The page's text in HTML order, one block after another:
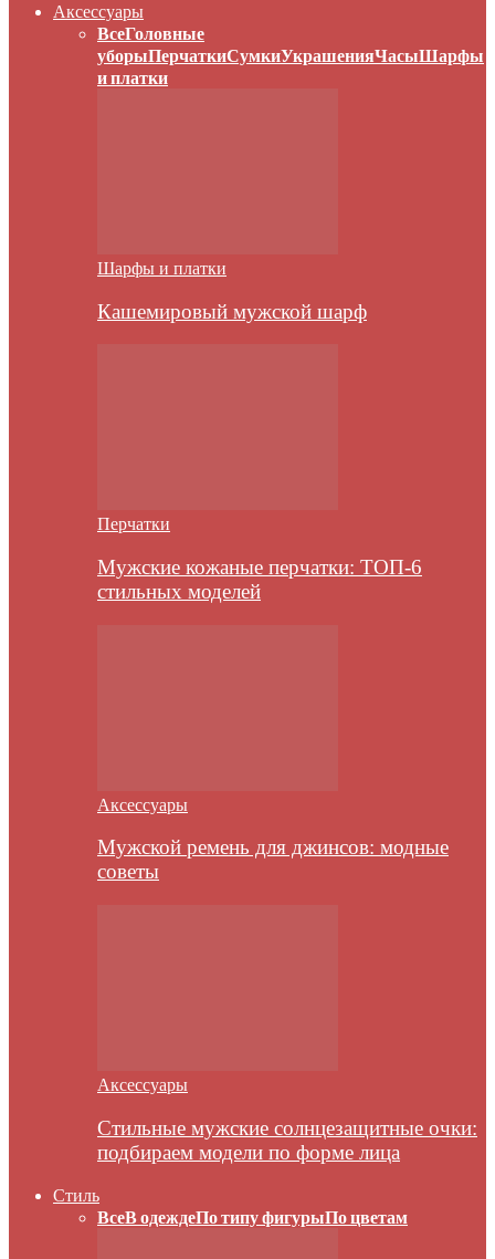
Аксессуары
ВсеГоловные
уборыПерчаткиСумкиУкрашенияЧасыШарфы
и платки
Шарфы и платки
Кашемировый мужской шарф
Перчатки
Мужские кожаные перчатки: ТОП-6
стильных моделей
Аксессуары
Мужской ремень для джинсов: модные
советы
Аксессуары
Стильные мужские солнцезащитные очки:
подбираем модели по форме лица
Стиль
ВсеВ одеждеПо типу фигурыПо цветам